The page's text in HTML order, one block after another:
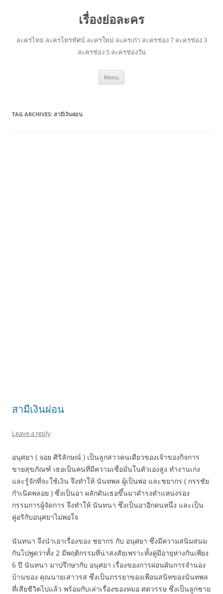
เรื่องย่อละคร
ละครไทย ละครโทรทัศน์ ละครใหม่ ละครเก่า ละครช่อง 7 ละครช่อง 3
ละครช่อง 5 ละครช่องวัน
Menu
TAG ARCHIVES: สามีเงินผ่อน
สามีเงินผ่อน
Leave a reply
อนุศยา ( จอย ศิริลักษณ์ ) เป็นลูกสาวคนเดียวของเจ้าของกิจการ
ขายสุขภัณฑ์ เธอเป็นคนที่มีความเชื่อมั่นในตัวเองสูง ทำงานเก่ง
และรู้จักที่จะใช้เงิน จึงทำให้ นันทพล ผู้เป็นพ่อ และชยากร ( กรรชัย
กำเนิดพลอย ) ซึ่งเป็นอา ผลักดันเธอขึ้นมาดำรงตำแหน่งรอง
กรรมการผู้จัดการ จึงทำให้ นันทนา ซึ่งเป็นอาอีกคนหนึ่ง และเป็น
คู่อริกับอนุศยาไม่พอใจ
นันทนา จึงนำเอาเรื่องของ ชยากร กับ อนุศยา ซึ่งมีความสนิมสนม
กันไปพูดว่าทั้ง 2 มีพฤติกรรมที่น่าสงสัยเพราะทั้งคู่มีอายุห่างกันเพียง
6 ปี นันทนา มาปรึกษากับ อนุศยา เรื่องของการผ่อนผันการจำนอง
บ้านของ คุณนายเสาวรส ซึ่งเป็นภรรยาของเพื่อนสนิทของนันทพล
ที่เสียชีวิตไปแล้ว พร้อมกับเล่าเรื่องของหมอ ศตวรรษ ซึ่งเป็นลูกชาย